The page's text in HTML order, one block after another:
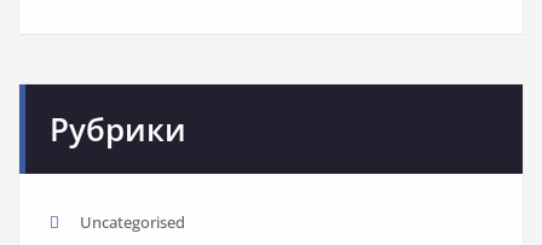
Рубрики
Uncategorised